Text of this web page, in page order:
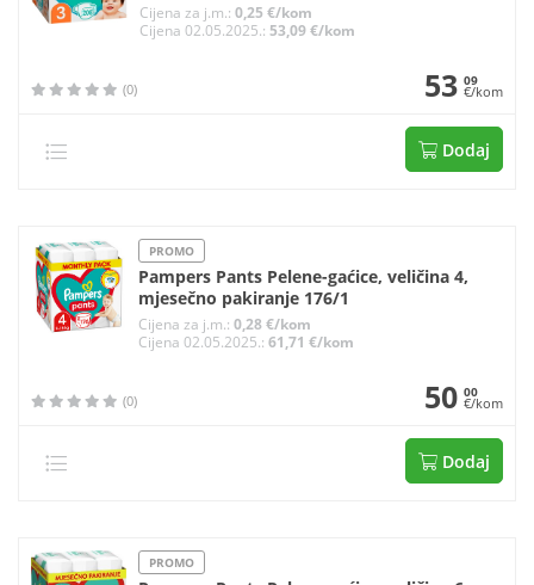
Cijena za j.m.: 0,25 €/kom
Cijena 02.05.2025.: 53,09 €/kom
(0) 53 09
€/kom
Dodaj
PROMO
Pampers Pants Pelene-gaćice, veličina 4,
mjesečno pakiranje 176/1
Cijena za j.m.:0,28 €/kom
Cijena 02.05.2025.:61,71 €/kom
(0) 50 00
€/kom
Dodaj
PROMO